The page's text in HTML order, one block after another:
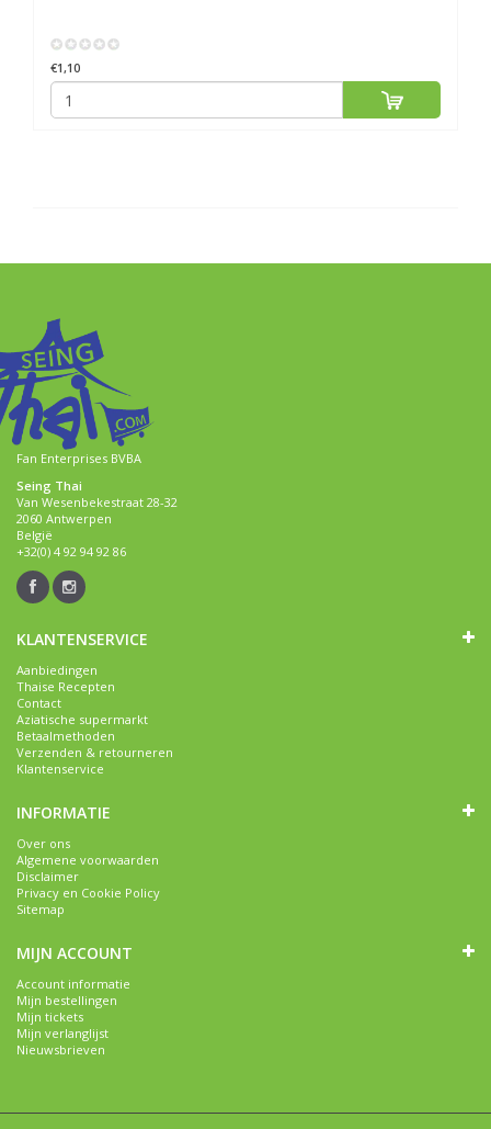
€1,10
Fan Enterprises BVBA
Seing Thai
Van Wesenbekestraat 28-32
2060 Antwerpen
België
+32(0) 4 92 94 92 86
KLANTENSERVICE
Aanbiedingen
Thaise Recepten
Contact
Aziatische supermarkt
Betaalmethoden
Verzenden & retourneren
Klantenservice
INFORMATIE
Over ons
Algemene voorwaarden
Disclaimer
Privacy en Cookie Policy
Sitemap
MIJN ACCOUNT
Account informatie
Mijn bestellingen
Mijn tickets
Mijn verlanglijst
Nieuwsbrieven